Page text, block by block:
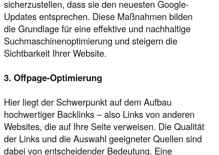
sicherzustellen, dass sie den neuesten Google-
Updates entsprechen. Diese Maßnahmen bilden
die Grundlage für eine effektive und nachhaltige
Suchmaschinenoptimierung und steigern die
Sichtbarkeit Ihrer Website.
3. Offpage-Optimierung
Hier liegt der Schwerpunkt auf dem Aufbau
hochwertiger Backlinks – also Links von anderen
Websites, die auf Ihre Seite verweisen. Die Qualität
der Links und die Auswahl geeigneter Quellen sind
dabei von entscheidender Bedeutung. Eine